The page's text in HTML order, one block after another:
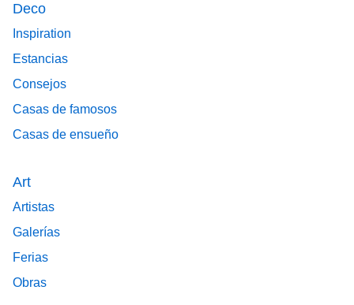
Deco
Inspiration
Estancias
Consejos
Casas de famosos
Casas de ensueño
Art
Artistas
Galerías
Ferias
Obras